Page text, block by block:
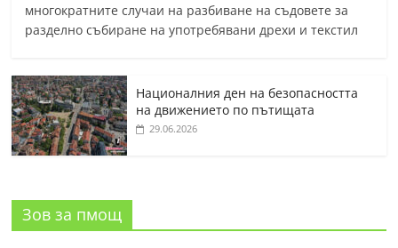
многократните случаи на разбиване на съдовете за
разделно събиране на употребявани дрехи и текстил
Националния ден на безопасността
на движението по пътищата
29.06.2026
Зов за пмощ